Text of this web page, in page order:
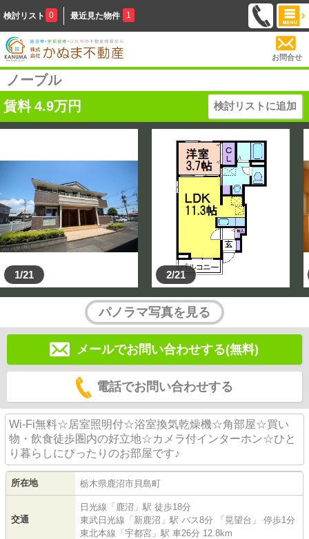
検討リスト 0 最近見た物件 1
お問合せ
ノーブル
賃料 4.9万円 検討リストに追加
1/21 2/21
パノラマ写真を見る
メールでお問い合わせする(無料)
電話でお問い合わせする
Wi-Fi無料☆居室照明付☆浴室換気乾燥機☆角部屋☆買い
物・飲食徒歩圏内の好立地☆カメラ付インターホン☆ひと
り暮らしにぴったりのお部屋です♪
所在地 栃木県 鹿沼市 貝島町
交通
日光線 「 鹿沼 」駅 徒歩18分
東武日光線 「 新鹿沼 」駅 バス8分 「晃望台」 停歩1分
東北本線 「 宇都宮 」駅 車26分 12.8km